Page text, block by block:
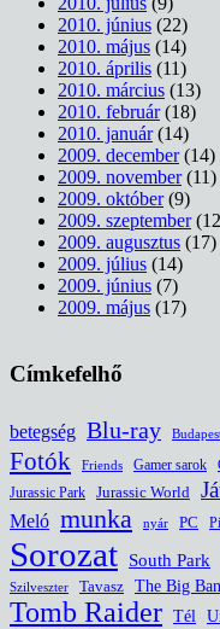
2010. június (22)
2010. május (14)
2010. április (11)
2010. március (13)
2010. február(18)
2010. január(14)
2009. december(14)
2009. november(11)
2009. október(9)
2009. szeptember
2009. augusztus (17)
2009. július (14)
2009. június (7)
2009. május (17)
Címkefelhő
betegség Blu-ray
Fotók Friends Gamer sarok
Jurassic Park
Jurassic World
Meló munka nyár PC
Sorozat South Park
Szilveszter Tavasz The Big
Tomb Raider Tél